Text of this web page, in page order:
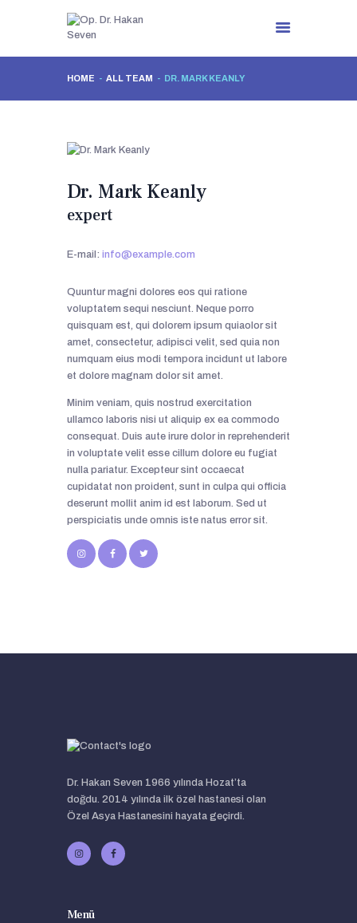
HOME ALL TEAM DR. MARK KEANLY
ANASAYFA
JINEKOLOJIK
ESTETIK TEDAVILER
FOTO GALERI
İLETIŞIM
Dr. Mark Keanly
expert
E-mail: info@example.com
Quuntur magni dolores eos qui ratione
voluptatem sequi nesciunt. Neque porro
quisquam est, qui dolorem ipsum quiaolor sit
amet, consectetur, adipisci velit, sed quia non
numquam eius modi tempora incidunt ut labore
et dolore magnam dolor sit amet.
Minim veniam, quis nostrud exercitation
ullamco laboris nisi ut aliquip ex ea commodo
consequat. Duis aute irure dolor in reprehenderit
in voluptate velit esse cillum dolore eu fugiat
nulla pariatur. Excepteur sint occaecat
cupidatat non proident, sunt in culpa qui officia
deserunt mollit anim id est laborum. Sed ut
perspiciatis unde omnis iste natus error sit.
Dr. Hakan Seven 1966 yılında Hozat’ta
doğdu. 2014 yılında ilk özel hastanesi olan
Özel Asya Hastanesini hayata geçirdi.
Menü